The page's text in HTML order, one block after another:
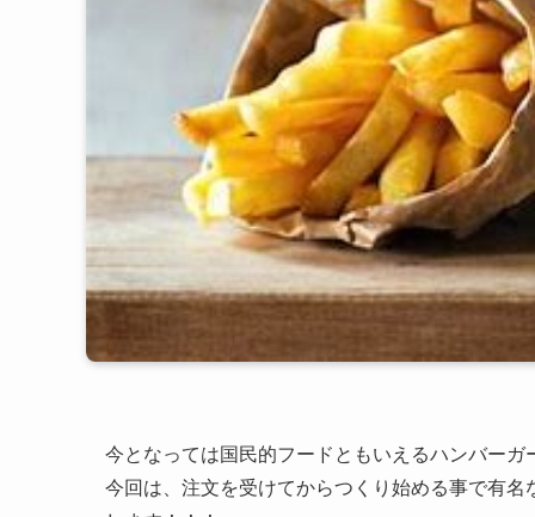
今となっては国民的フードともいえるハンバー
今回は、注文を受けてからつくり始める事で有